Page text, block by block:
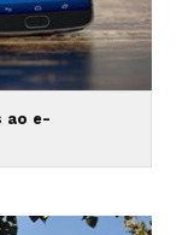
ao e-